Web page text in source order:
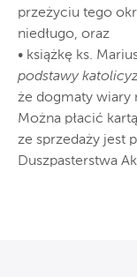
przeżyciu tego
niedługo, oraz
• książkę ks.
podstawy
że dogmaty wiary
Można płacić
ze sprzedaży jest
Duszpasterstwa